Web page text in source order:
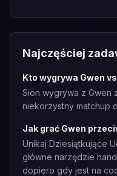
Najczęściej
Kto wygrywa Gwen
Sion wygrywa z Gwen
niekorzystny matchup
Jak grać Gwen
Unikaj Dziesiątkujące
główne narzędzie
dopiero gdy jest na